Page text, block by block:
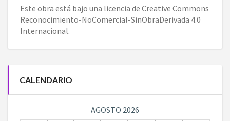
Este obra está bajo una licencia de Creative Commons
Reconocimiento-NoComercial-SinObraDerivada 4.0
Internacional.
CALENDARIO
AGOSTO 2026